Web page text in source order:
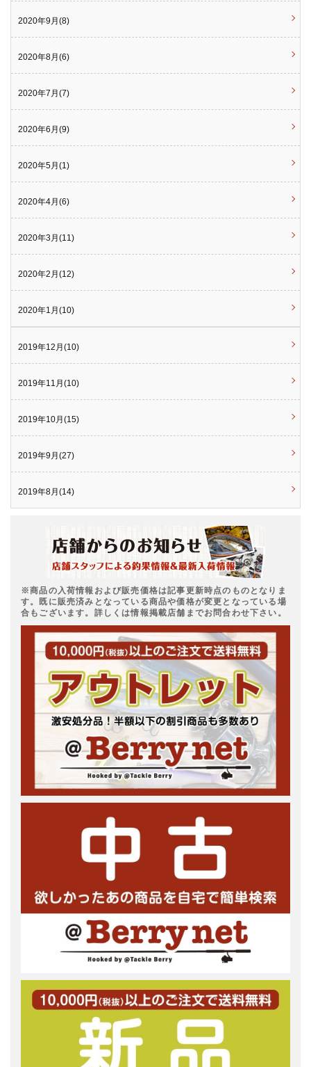
2020年9月(8)
2020年8月(6)
2020年7月(7)
2020年6月(9)
2020年5月(1)
2020年4月(6)
2020年3月(11)
2020年2月(12)
2020年1月(10)
2019年12月(10)
2019年11月(10)
2019年10月(15)
2019年9月(27)
2019年8月(14)
※商品の入荷情報および販売価格は記事更新時点のものとなりま
す。既に販売済みとなっている商品や価格が変更となっている場
合もございます。詳しくは情報掲載店舗までお問合わせ下さい。